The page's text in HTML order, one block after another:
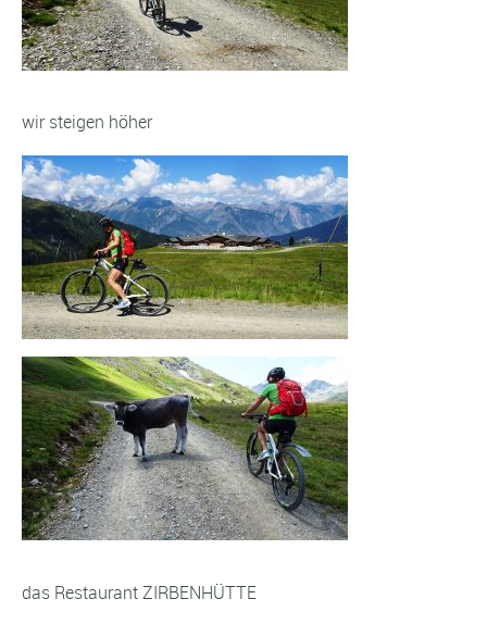
wir steigen höher
das Restaurant ZIRBENHÜTTE